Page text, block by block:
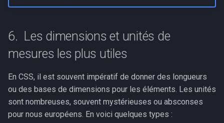
Les dimensions et unités de
mesures les plus utiles
En CSS, il est souvent impératif de donner des longueurs
ou des bases de dimensions pour les éléments. Les unités
sont nombreuses, souvent mystérieuses ou absconses
pour nous européens. En voici quelques types :